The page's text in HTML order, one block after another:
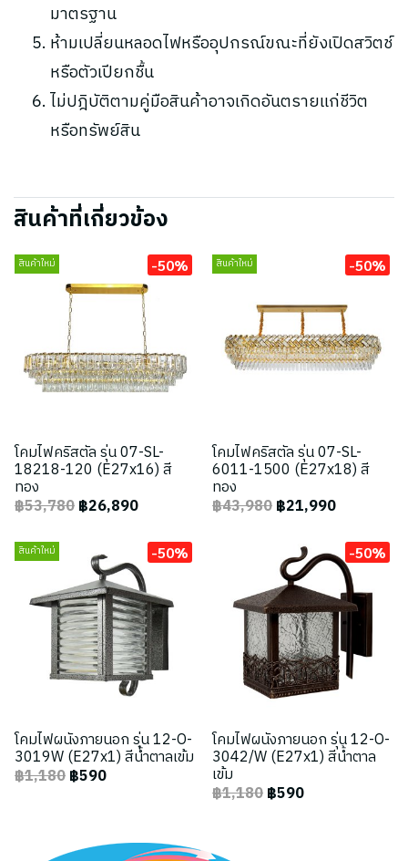
มาตรฐาน
ห้ามเปลี่ยนหลอดไฟหรืออุปกรณ์ขณะที่ยังเปิดสวิตช์
หรือตัวเปียกชื้น
ไม่ปฎิบัติตามคู่มือสินค้าอาจเกิดอันตรายแก่ชีวิต
หรือทรัพย์สิน
สินค้าที่เกี่ยวข้อง
สินค้าใหม่ -50%
โคมไฟคริสตัล รุ่น 07-SL-
18218-120 (E27x16) สี
ทอง
฿53,780฿26,890
สินค้าใหม่ -50%
โคมไฟคริสตัล รุ่น 07-SL-
6011-1500 (E27x18) สี
ทอง
฿43,980฿21,990
สินค้าใหม่ -50%
โคมไฟผนังภายนอก รุ่น 12-O-
3019W (E27x1) สีน้ำตาลเข้ม
฿1,180฿590
-50%
โคมไฟผนังภายนอก รุ่น 12-O-
3042/W (E27x1) สีน้ำตาล
เข้ม
฿1,180฿590